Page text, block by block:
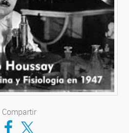
Compartir
Compartir en Facebook
Compartir en Twitter